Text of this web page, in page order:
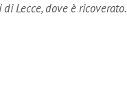
Lecce, dove è ricoverato.